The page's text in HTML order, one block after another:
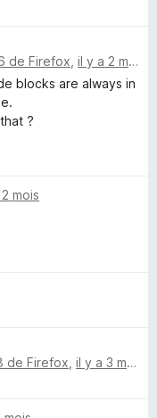
de Firefox il y a 2 mois
blocks are always in
?
mois
de Firefox il y a 3 mois